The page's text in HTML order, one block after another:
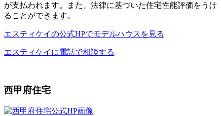
が支払われます。また、 法律に基づいた住宅性能評価をうけ
ることができます。
エスティケイの公式HPでモデルハウスを見る
エスティケイに電話で相談する
西甲府住宅